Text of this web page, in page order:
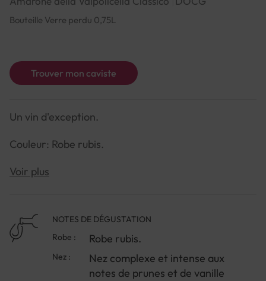
Bouteille Verre perdu 0,75L
Trouver mon caviste
Un vin d'exception.
Couleur: Robe rubis.
Arômes: Nez complexe et intense aux notes de
Saveurs: Bouche délicate, pleine, chaleureuse et
veloutée.
Voir plus
NOTES DE DÉGUSTATION
Robe :
Robe rubis.
Nez :
Nez complexe et intense aux
notes de prunes et de vanille